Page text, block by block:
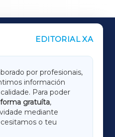
EDITORIAL XA
por profesionais,
información
Para poder
gratuíta,
mediante
o teu